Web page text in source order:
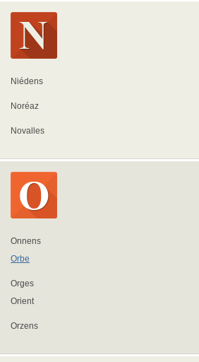
Niédens
Noréaz
Novalles
Onnens
Orbe
Orges
Orient
Orzens